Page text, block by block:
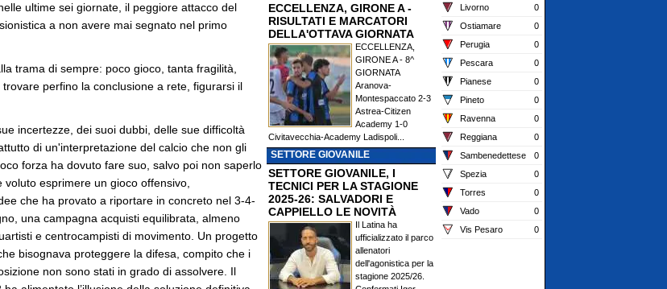
ultime sei giornate, il peggiore attacco del
a non avere mai segnato nel primo
trama di sempre: poco gioco, tanta fragilità,
perfino la conclusione a rete, figurarsi il
incertezze, dei suoi dubbi, delle sue difficoltà
di un'interpretazione del calcio che non gli
forza ha dovuto fare suo, salvo poi non saperlo
voluto esprimere un gioco offensivo,
che ha provato a riportare in concreto nel 3-4-
una campagna acquisti equilibrata, almeno
e centrocampisti di movimento. Un progetto
bisognava proteggere la difesa, compito che i
non sono stati in grado di assolvere. Il
ECCELLENZA, GIRONE A -
RISULTATI E MARCATORI
DELLA'OTTAVA GIORNATA
ECCELLENZA,
GIRONE A - 8^
GIORNATA
Aranova-
Montespaccato 2-3
Astrea-Citizen
Academy 1-0
Civitavecchia-Academy Ladispoli...
SETTORE GIOVANILE
SETTORE GIOVANILE, I
TECNICI PER LA STAGIONE
2025-26: SALVADORI E
CAPPIELLO LE NOVITÀ
Il Latina ha
ufficializzato il parco
allenatori
dell'agonistica per la
stagione 2025/26.
Livorno
0
Ostiamare
0
Perugia
0
Pescara
0
Pianese
0
Pineto
0
Ravenna
0
Reggiana
0
Sambenedettese
0
Spezia
0
Torres
0
Vado
0
Vis Pesaro
0